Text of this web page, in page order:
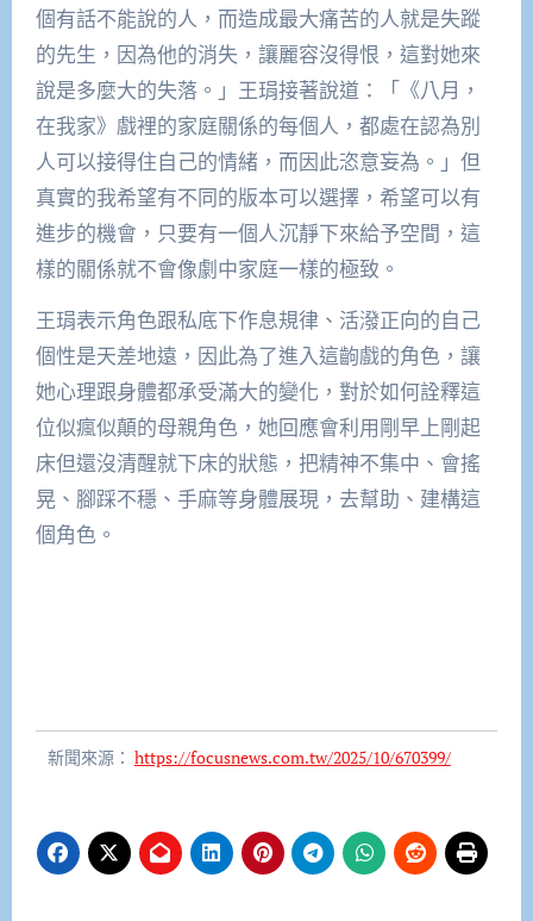
個有話不能說的人，而造成最大痛苦的人就是失蹤
的先生，因為他的消失，讓麗容沒得恨，這對她來
說是多麼大的失落。」王琄接著說道：「《八月，
在我家》戲裡的家庭關係的每個人，都處在認為別
人可以接得住自己的情緒，而因此恣意妄為。」但
真實的我希望有不同的版本可以選擇，希望可以有
進步的機會，只要有一個人沉靜下來給予空間，這
樣的關係就不會像劇中家庭一樣的極致。
王琄表示角色跟私底下作息規律、活潑正向的自己
個性是天差地遠，因此為了進入這齣戲的角色，讓
她心理跟身體都承受滿大的變化，對於如何詮釋這
位似瘋似顛的母親角色，她回應會利用剛早上剛起
床但還沒清醒就下床的狀態，把精神不集中、會搖
晃、腳踩不穩、手麻等身體展現，去幫助、建構這
個角色。
新聞來源： https://focusnews.com.tw/2025/10/670399/